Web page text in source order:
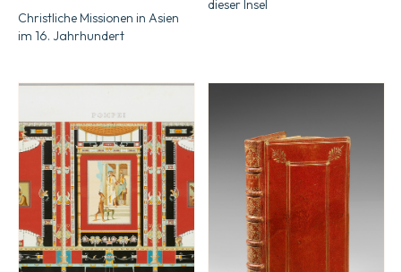
Christliche Missionen in Asien
im 16. Jahrhundert
dieser Insel